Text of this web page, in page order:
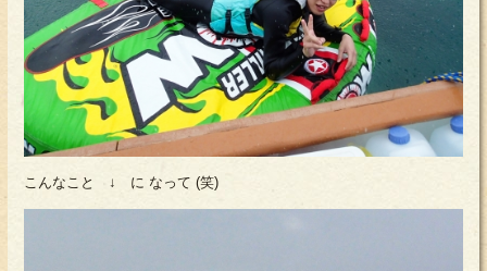
こんなこと ↓ に なって (笑)